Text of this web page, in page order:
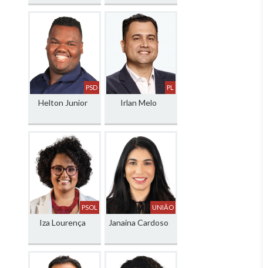
PSD
Helton Junior
PL
Irlan Melo
PSOL
Iza Lourença
UNIÃO
Janaina Cardoso